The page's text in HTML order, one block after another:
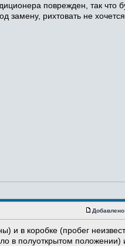
поврежден, так что
замену, рихтовать не хочется.
и в коробке (пробег
в полуоткрытом положении)